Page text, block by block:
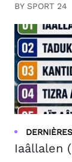
BY SPORT 24
Iaâllalen